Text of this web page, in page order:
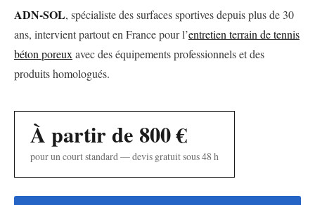
ADN-SOL, spécialiste des surfaces sportives depuis plus de 30
ans, intervient partout en France pour l’entretien terrain de tennis
béton poreux avec des équipements professionnels et des
produits homologués.
À partir de 800 €
pour un court standard — devis gratuit sous 48 h